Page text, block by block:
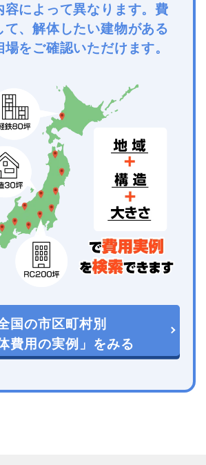
容によって異なります。費
て、解体したい建物がある
をご確認いただけます。
国の市区町村別
費用の実例」をみる